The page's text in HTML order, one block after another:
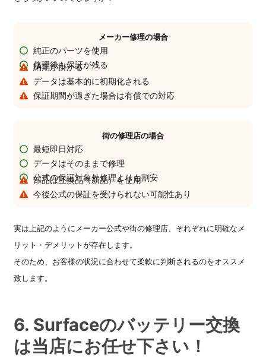
メーカー修理の場合
純正のパーツを使用
修理後も保証が残る
納期が掛かる
データは基本的に初期化される
保証期間が過ぎた場合は有償での対応
街の修理店の場合
最短即日対応
データはそのままで修理
公式の保証対象外修理よりも割安
部品は互換品（新品）を使用
今後公式の保証を受けられない可能性あり
実は上記のようにメーカー公式や街の修理店、それぞれに明確なメ
リット・デメリットが存在します。
そのため、お客様の状況に合わせて柔軟に判断されるのをオススメ
致します。
6. Surfaceのバッテリー交換
は当店にお任せ下さい！